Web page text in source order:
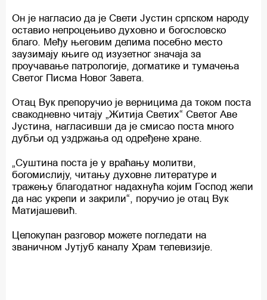
Он је нагласио да је Свети Јустин српском народу
оставио непроцењиво духовно и богословско
благо. Међу његовим делима посебно место
заузимају књиге од изузетног значаја за
проучавање патрологије, догматике и тумачења
Светог Писма Новог Завета.
Отац Вук препоручио је верницима да током поста
свакодневно читају „Житија Светих“ Светог Аве
Јустина, нагласивши да је смисао поста много
дубљи од уздржања од одређене хране.
„Суштина поста је у враћању молитви,
богомислију, читању духовне литературе и
тражењу благодатног надахнућа којим Господ жели
да нас укрепи и закрили“, поручио је отац Вук
Матијашевић.
Целокупан разговор можете погледати на
званичном Јутјуб каналу Храм телевизије.